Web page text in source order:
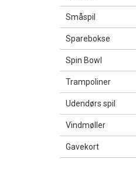
Småspil
Sparebokse
Spin Bowl
Trampoliner
Udendørs spil
Vindmøller
Gavekort